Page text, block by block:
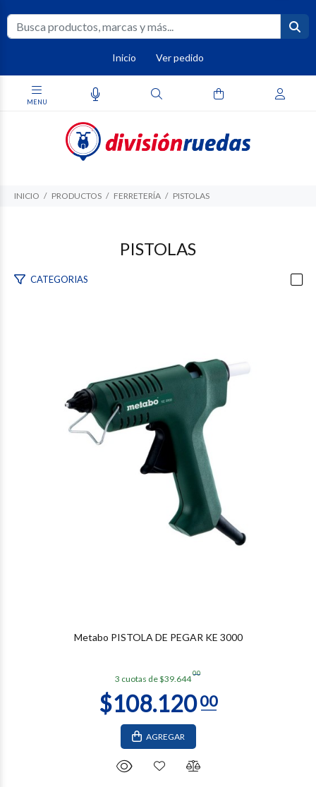
Inicio Ver pedido
INICIO PRODUCTOS FERRETERÍA PISTOLAS
PISTOLAS
CATEGORIAS
Metabo PISTOLA DE PEGAR KE 3000
3 cuotas de $39.644
00
AGREGAR